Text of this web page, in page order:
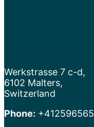
Werkstrasse 7 c-d,
6102 Malters,
Switzerland
Phone: +412596565